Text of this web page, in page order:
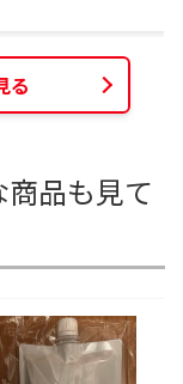
る
品も見て